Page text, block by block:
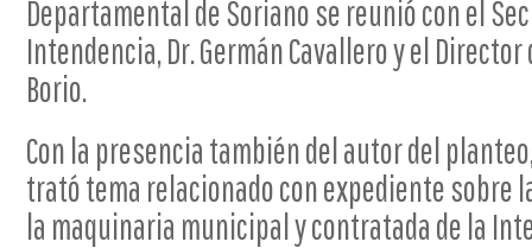
Departamental de Soriano se reunió con el
Intendencia, Dr. Germán Cavallero y el Director
Borio.
Con la presencia también del autor del
trató tema relacionado con expediente sobre
la maquinaria municipal y contratada de la